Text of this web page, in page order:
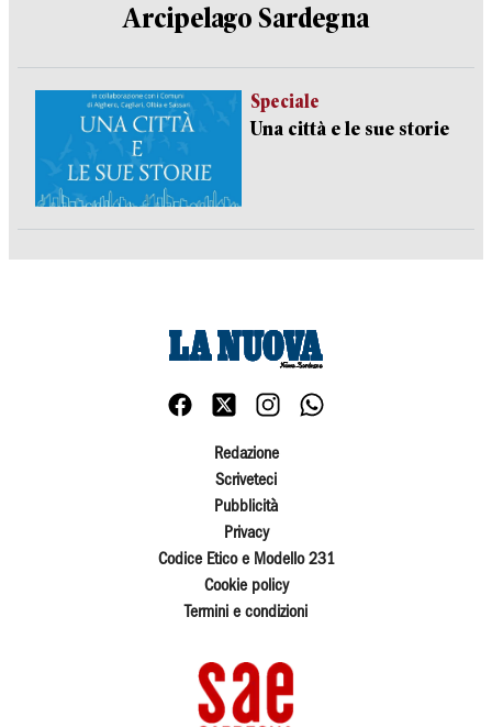
Arcipelago Sardegna
Speciale
Una città e le sue storie
Redazione
Scriveteci
Pubblicità
Privacy
Codice Etico e Modello 231
Cookie policy
Termini e condizioni